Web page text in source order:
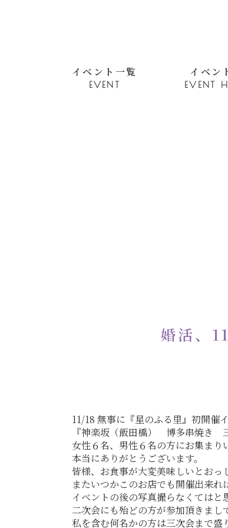
イベント一覧
EVENT
イベン
EVENT
婚活、
11/18 無事に『星のふる里』初開催
『神楽坂（飯田橋） 博多串焼き
女性６名、男性６名の方にお集まり
本当にありがとうございます。
皆様、お食事が大変美味しいとおっ
またいつかこのお店でも開催出来れ
イベントの後の写真撮らなくてはと
二次会にも殆どの方が参加頂きまし
私を含む何名かの方は三次会まで盛